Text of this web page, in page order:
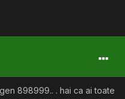
898999.. . hai ca ai toate